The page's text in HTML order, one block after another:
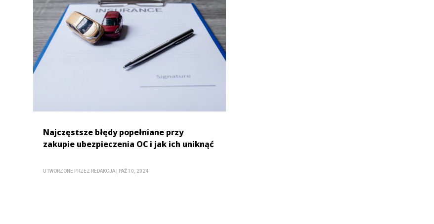
Najczęstsze błędy popełniane przy
zakupie ubezpieczenia OC i jak ich uniknąć
UTWORZONE PRZEZ REDAKCJA PAŹ 10, 2024